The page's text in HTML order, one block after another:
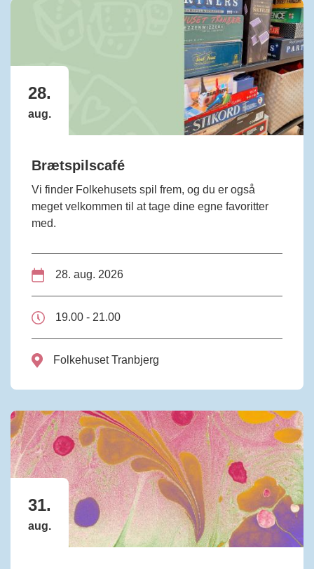
28.
aug.
Brætspilscafé
Vi finder Folkehusets spil frem, og du er også
meget velkommen til at tage dine egne favoritter
med.
28. aug. 2026
19.00 - 21.00
Folkehuset Tranbjerg
31.
aug.